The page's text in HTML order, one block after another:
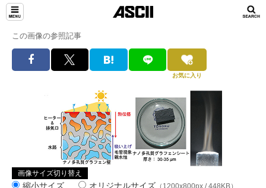
この画像の参照記事
お気に入り
画像サイズ切り替え
縮小サイズ オリジナルサイズ （1200x800px / 448KB）